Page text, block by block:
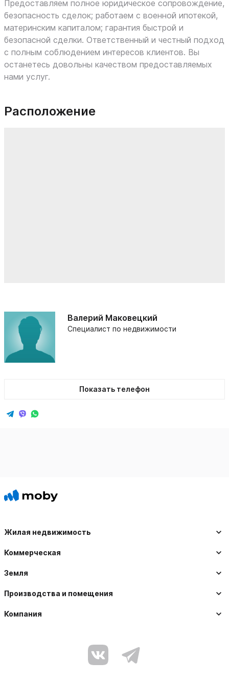
Предоставляем полное юридическое сопровождение,
безопасность сделок; работаем с военной ипотекой,
материнским капиталом; гарантия быстрой и
безопасной сделки. Ответственный и честный подход
с полным соблюдением интересов клиентов. Вы
останетесь довольны качеством предоставляемых
нами услуг.
Расположение
Валерий Маковецкий
Специалист по недвижимости
Показать телефон
Жилая недвижимость
Коммерческая
Земля
Производства и помещения
Компания